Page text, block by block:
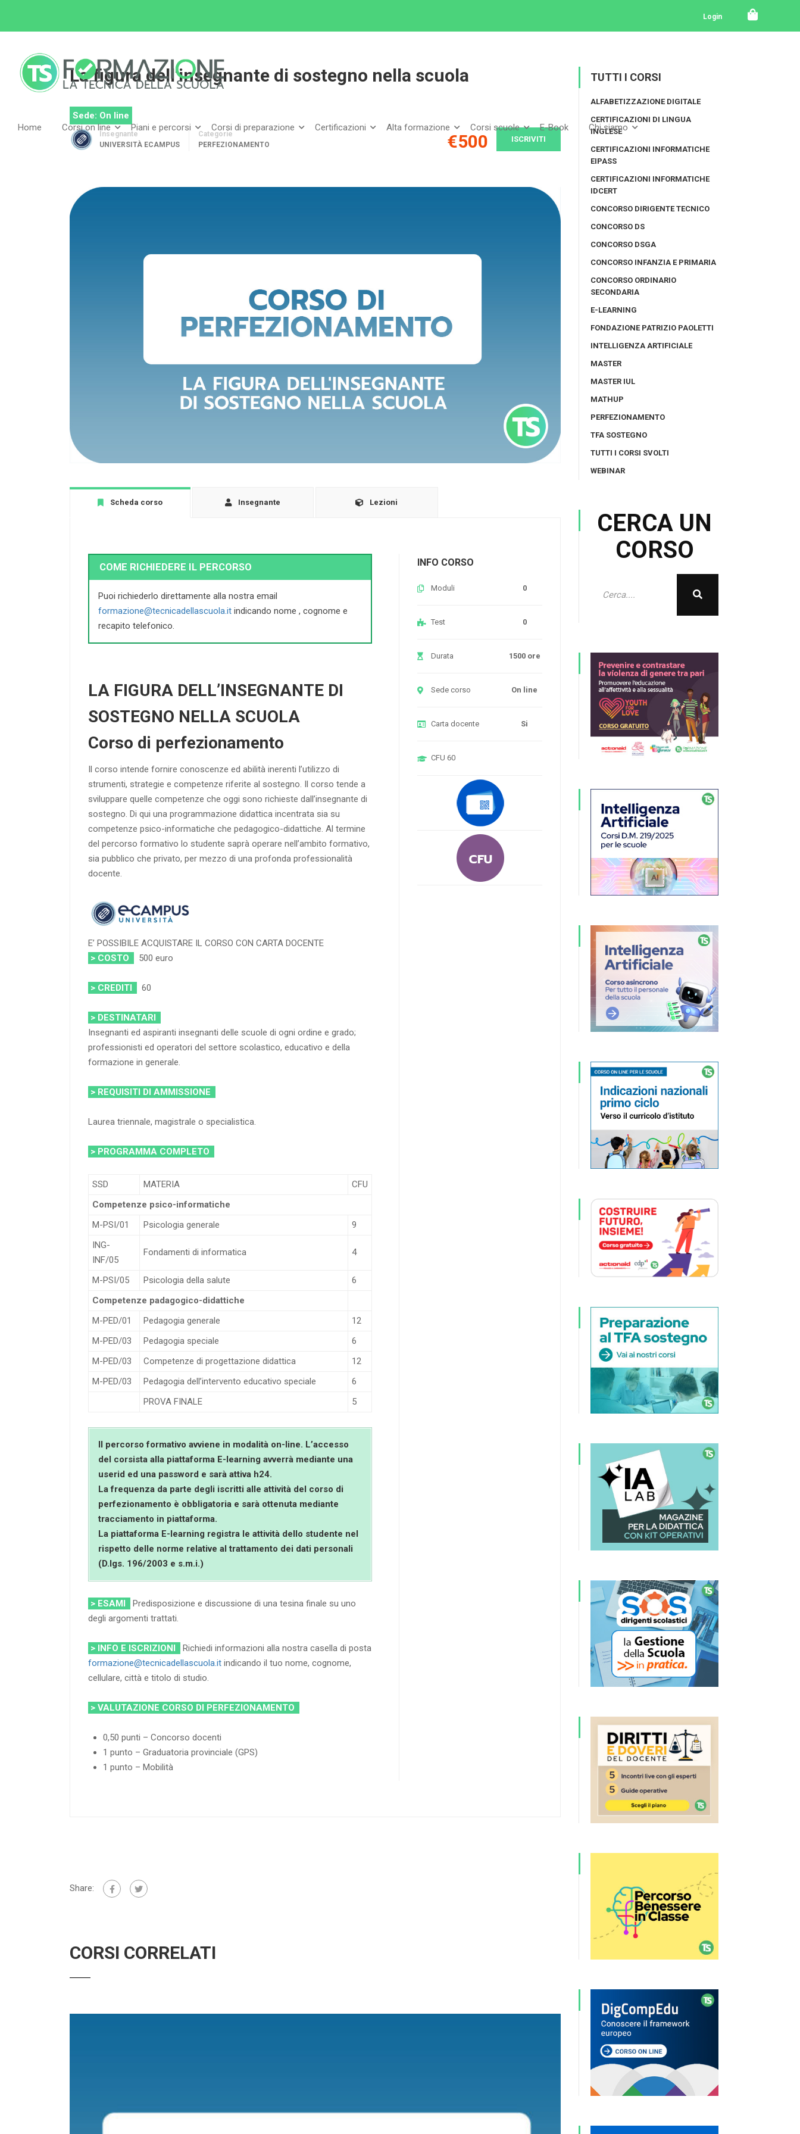
Login
Home Corsi on line Piani e percorsi Corsi di preparazione Certificazioni Alta formazione Corsi scuole E-Book Chi siamo
La figura dell’insegnante di sostegno nella scuola
Sede: On line
Insegnante
UNIVERSITÀ ECAMPUS
Categorie
PERFEZIONAMENTO
€500 ISCRIVITI
Scheda corso Insegnante Lezioni
COME RICHIEDERE IL PERCORSO
Puoi richiederlo direttamente alla nostra email
formazione@tecnicadellascuola.it indicando nome , cognome e
recapito telefonico.
LA FIGURA DELL’INSEGNANTE DI
SOSTEGNO NELLA SCUOLA
Corso di perfezionamento
Il corso intende fornire conoscenze ed abilità inerenti l’utilizzo di
strumenti, strategie e competenze riferite al sostegno. Il corso tende a
sviluppare quelle competenze che oggi sono richieste dall’insegnante di
sostegno. Di qui una programmazione didattica incentrata sia su
competenze psico-informatiche che pedagogico-didattiche. Al termine
del percorso formativo lo studente saprà operare nell’ambito formativo,
sia pubblico che privato, per mezzo di una profonda professionalità
docente.
E’ POSSIBILE ACQUISTARE IL CORSO CON CARTA DOCENTE
> COSTO
500 euro
> CREDITI 60
> DESTINATARI
Insegnanti ed aspiranti insegnanti delle scuole di ogni ordine e grado;
professionisti ed operatori del settore scolastico, educativo e della
formazione in generale.
> REQUISITI DI AMMISSIONE
Laurea triennale, magistrale o specialistica.
> PROGRAMMA COMPLETO
SSD MATERIA
CFU
Competenze psico-informatiche
M-PSI/01
Psicologia generale
9
ING-
INF/05
Fondamenti di informatica 4
M-PSI/05 Psicologia della salute
6
Competenze padagogico-didattiche
M-PED/01
Pedagogia generale
12
M-PED/03
Pedagogia speciale
6
M-PED/03
Competenze di progettazione didattica
12
M-PED/03
Pedagogia dell’intervento educativo speciale
6
PROVA FINALE
5
Il percorso formativo avviene in modalità on-line. L’accesso
del corsista alla piattaforma E-learning avverrà mediante una
userid ed una password e sarà attiva h24.
La frequenza da parte degli iscritti alle attività del corso di
perfezionamento è obbligatoria e sarà ottenuta mediante
tracciamento in piattaforma.
La piattaforma E-learning registra le attività dello studente nel
rispetto delle norme relative al trattamento dei dati personali
(D.lgs. 196/2003 e s.m.i.)
> ESAMI
Predisposizione e discussione di una tesina finale su uno
degli argomenti trattati.
> INFO E ISCRIZIONI
Richiedi informazioni alla nostra casella di posta
formazione@tecnicadellascuola.it indicando il tuo nome, cognome,
cellulare, città e titolo di studio.
> VALUTAZIONE CORSO DI PERFEZIONAMENTO
0,50 punti – Concorso docenti
1 punto – Graduatoria provinciale (GPS)
1 punto – Mobilità
INFO CORSO
Moduli 0
Test 0
Durata 1500 ore
Sede corso On line
Carta docente Si
CFU 60
Share:
CORSI CORRELATI
TUTTI I CORSI
ALFABETIZZAZIONE DIGITALE
CERTIFICAZIONI DI LINGUA
INGLESE
CERTIFICAZIONI INFORMATICHE
EIPASS
CERTIFICAZIONI INFORMATICHE
IDCERT
CONCORSO DIRIGENTE TECNICO
CONCORSO DS
CONCORSO DSGA
CONCORSO INFANZIA E PRIMARIA
CONCORSO ORDINARIO
SECONDARIA
E-LEARNING
FONDAZIONE PATRIZIO PAOLETTI
INTELLIGENZA ARTIFICIALE
MASTER
MASTER IUL
MATHUP
PERFEZIONAMENTO
TFA SOSTEGNO
TUTTI I CORSI SVOLTI
WEBINAR
CERCA UN
CORSO